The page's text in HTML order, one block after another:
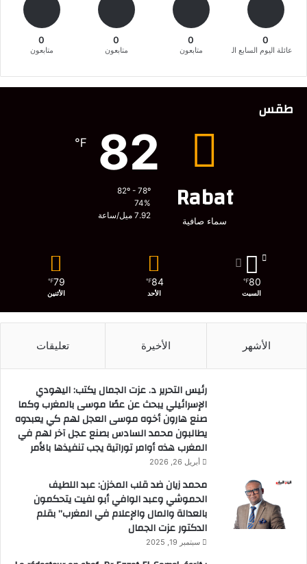
0
عائلة اليوم السابع المغربية
0
متابعون
0
متابعون
0
متابعون
طقس
Rabat
سماء صافية
82
℉
82º - 78º
74%
7.92 ميل/ساعة
80
℉
السبت
84
℉
الأحد
79
℉
الأثنين
الأشهر الأخيرة تعليقات
رئيس التحرير د. عزت الجمال يكتب: اليهودي
الإسرائيلي يبحث عن عصًا موسى بالمغرب وكما
صنع هارون أخوه موسى العجل لهم كي يعبدوه
يطالبون محمد السادس بصنع عجل آخر لهم في
المغرب هذه أوامر توراتية يجب تنفيذها بالأمر
أبريل 26, 2026
محمد زيان ضد قلب المخزن: عبد اللطيف
الحموشي وعبد الوافي أبو لفيت يتحكمون
بالعدالة والمال والإعلام في المغرب” بقلم
الدكتور عزت الجمال
سبتمبر 19, 2025